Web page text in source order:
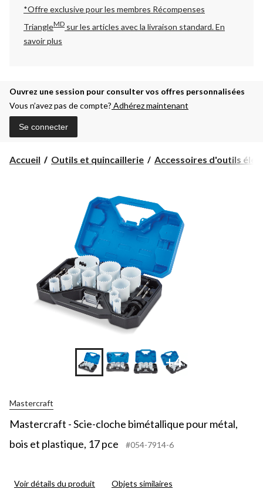
*Offre exclusive pour les membres Récompenses
TriangleMD sur les articles avec la livraison standard.En
savoir plus
Ouvrez une session pour consulter vos offres personnalisées
Vous n’avez pas de compte? Adhérez maintenant
Se connecter
Accueil Outils et quincaillerie Accessoires d'outils
+4
Mastercraft
Mastercraft - Scie-cloche bimétallique pour métal,
bois et plastique, 17 pce
#054-7914-6
Voir détails du produit Objets similaires